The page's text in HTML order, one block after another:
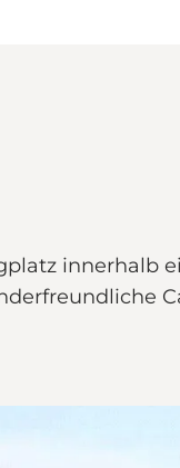
innerhalb